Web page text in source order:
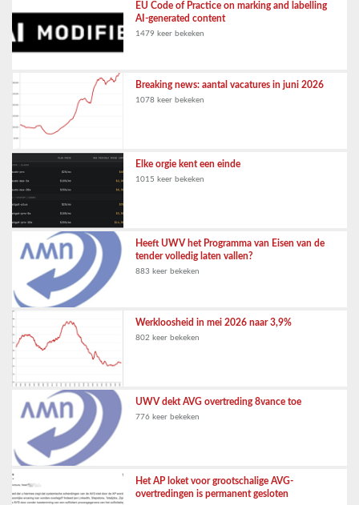
EU Code of Practice on marking and labelling
AI-generated content
1479 keer bekeken
Breaking news: aantal vacatures in juni 2026
1078 keer bekeken
Elke orgie kent een einde
1015 keer bekeken
Heeft UWV het Programma van Eisen van de
tender volledig laten vallen?
883 keer bekeken
Werkloosheid in mei 2026 naar 3,9%
802 keer bekeken
UWV dekt AVG overtreding 8vance toe
776 keer bekeken
Het AP loket voor grootschalige AVG-
overtredingen is permanent gesloten